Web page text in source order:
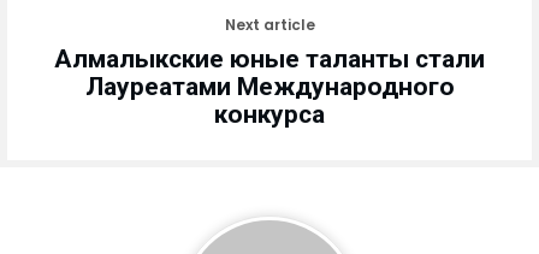
Next article
Алмалыкские юные таланты стали
Лауреатами Международного
конкурса